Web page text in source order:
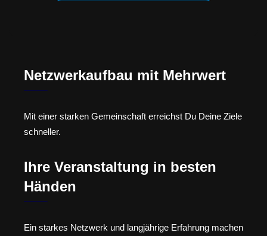
Netzwerkaufbau mit Mehrwert
Mit einer starken Gemeinschaft erreichst Du Deine Ziele
schneller.
Ihre Veranstaltung in besten
Händen
Ein starkes Netzwerk und langjährige Erfahrung machen